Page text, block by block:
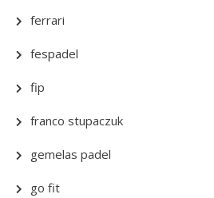
ferrari
fespadel
fip
franco stupaczuk
gemelas padel
go fit